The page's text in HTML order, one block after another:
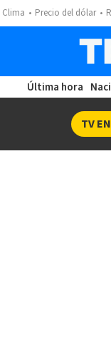
Clima Precio del dólar
Última hora
TV